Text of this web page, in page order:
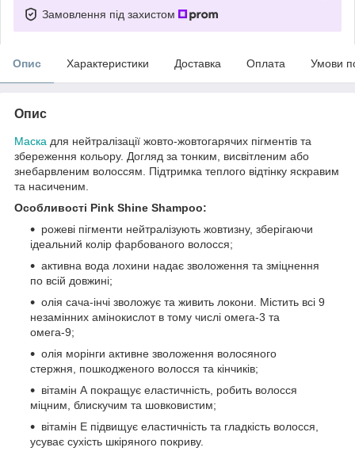
Замовлення під захистом
Опис Характеристики Доставка Оплата Умови
Опис
Маска для нейтралізації жовто-жовтогарячих пігментів та
збереження кольору. Догляд за тонким, висвітленим або
знебарвленим волоссям. Підтримка теплого відтінку яскравим
та насиченим.
Особливості Pink Shine Shampoo:
рожеві пігменти нейтралізують жовтизну, зберігаючи
ідеальний колір фарбованого волосся;
активна вода лохини надає зволоження та зміцнення
по всій довжині;
олія сача-інчі зволожує та живить локони. Містить всі 9
незамінних амінокислот в тому числі омега-3 та
омега-9;
олія морінги активне зволоження волосяного
стержня, пошкодженого волосся та кінчиків;
вітамін А покращує еластичність, робить волосся
міцним, блискучим та шовковистим;
вітамін Е підвищує еластичність та гладкість волосся,
усуває сухість шкіряного покриву.